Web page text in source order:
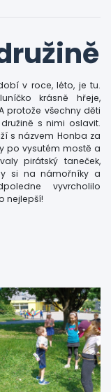
v roce, léto, je tu.
krásně hřeje,
protože všechny děti
s nimi oslavit.
s názvem Honba za
po vysutém mostě a
pirátský taneček,
si na námořníky a
vyvrcholilo
nejlepší!